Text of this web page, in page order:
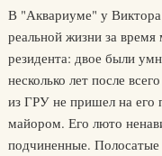
В "Аквариуме" у
реальной жизни за
резидента: двое были
несколько лет после
из ГРУ не пришел на его
майором. Его люто
подчиненные.